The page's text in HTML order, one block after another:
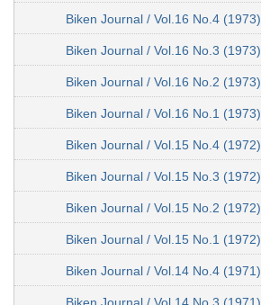
Biken Journal / Vol.16 No.4 (1973)
Biken Journal / Vol.16 No.3 (1973)
Biken Journal / Vol.16 No.2 (1973)
Biken Journal / Vol.16 No.1 (1973)
Biken Journal / Vol.15 No.4 (1972)
Biken Journal / Vol.15 No.3 (1972)
Biken Journal / Vol.15 No.2 (1972)
Biken Journal / Vol.15 No.1 (1972)
Biken Journal / Vol.14 No.4 (1971)